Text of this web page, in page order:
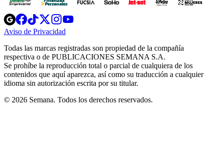
Opens
in
new
Opens
in
new
Opens
in
new
window
Opens
new
windowwindow
Aviso de Privacidad
new
window
Todas las marcas registradas son propiedad de la compañía
respectiva o de PUBLICACIONES SEMANA S.A.
Se prohíbe la reproducción total o parcial de cualquiera de los
contenidos que aquí aparezca, así como su traducción a cualquier
idioma sin autorización escrita por su titular.
© 2026 Semana. Todos los derechos reservados.